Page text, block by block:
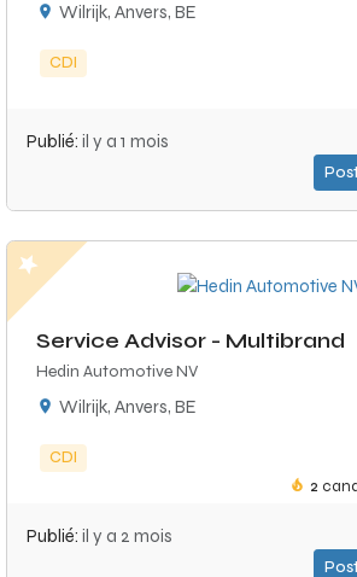
Wilrijk, Anvers, BE
CDI
Publié: il y a 1 mois
Service Advisor - Multibrand
Hedin Automotive NV
Wilrijk, Anvers, BE
CDI
2
Publié: il y a 2 mois